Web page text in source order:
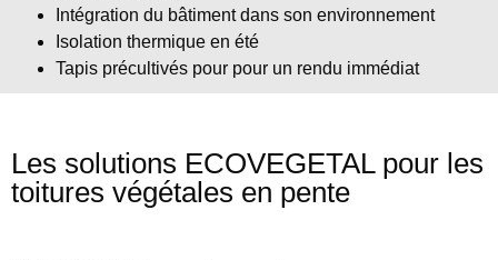
Intégration du bâtiment dans son environnement
Isolation thermique en été
Tapis précultivés pour pour un rendu immédiat
Les solutions ECOVEGETAL pour les
toitures végétales en pente